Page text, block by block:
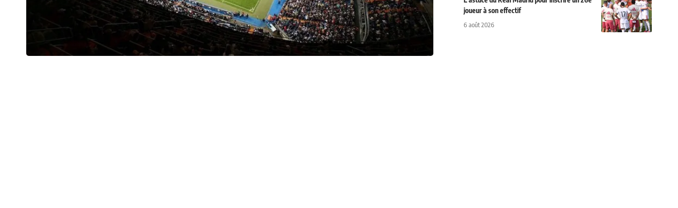
joueur à son effectif
6 août 2026